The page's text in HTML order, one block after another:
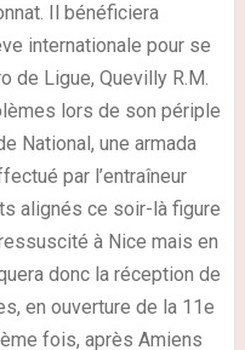
Il bénéficiera
internationale pour se
de Ligue, Quevilly R.M.
lors de son périple
National, une armada
par l’entraîneur
alignés ce soir-là figure
à Nice mais en
donc la réception de
en ouverture de la 11e
fois, après Amiens